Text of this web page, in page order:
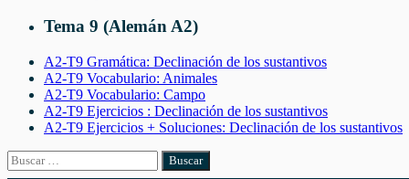
Tema 9 (Alemán A2)
A2-T9 Gramática: Declinación de los sustantivos
A2-T9 Vocabulario: Animales
A2-T9 Vocabulario: Campo
A2-T9 Ejercicios : Declinación de los sustantivos
A2-T9 Ejercicios + Soluciones: Declinación de los sustantivos
Buscar: